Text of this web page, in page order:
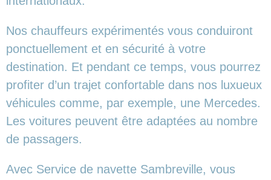
Nos chauffeurs expérimentés vous conduiront
ponctuellement et en sécurité à votre
destination. Et pendant ce temps, vous pourrez
profiter d’un trajet confortable dans nos luxueux
véhicules comme, par exemple, une Mercedes.
Les voitures peuvent être adaptées au nombre
de passagers.
Avec Service de navette Sambreville, vous